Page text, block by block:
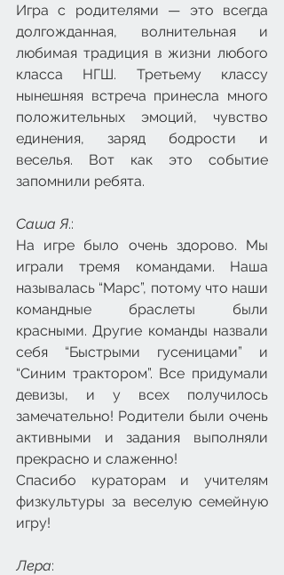
Игра с родителями — это всегда
долгожданная, волнительная и
любимая традиция в жизни любого
класса НГШ. Третьему классу
нынешняя встреча принесла много
положительных эмоций, чувство
единения, заряд бодрости и
веселья. Вот как это событие
запомнили ребята.
Саша Я.:
На игре было очень здорово. Мы
играли тремя командами. Наша
называлась “Марс”, потому что наши
командные браслеты были
красными. Другие команды назвали
себя “Быстрыми гусеницами” и
“Синим трактором”. Все придумали
девизы, и у всех получилось
замечательно! Родители были очень
активными и задания выполняли
прекрасно и слаженно!
Спасибо кураторам и учителям
физкультуры за веселую семейную
игру!
Лера: